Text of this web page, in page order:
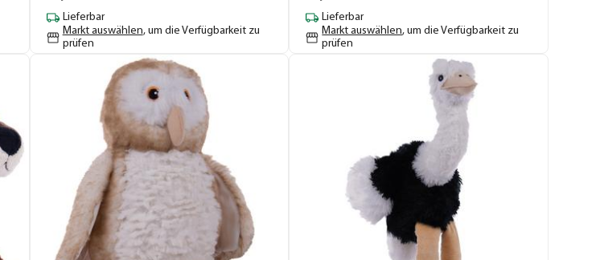
Lieferbar
Markt auswählen, um die Verfügbarkeit zu
prüfen
Lieferbar
Markt auswählen, um die Verfügbarkeit zu
prüfen